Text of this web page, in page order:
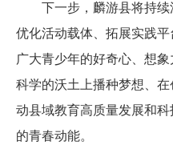
下一步，麟游县将持
优化活动载体、拓展实践
广大青少年的好奇心、想
科学的沃土上播种梦想、
动县域教育高质量发展和
的青春动能。